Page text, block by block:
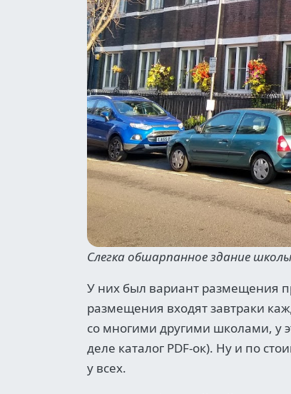
Слегка обшарпанное здание
У них был вариант размещения
размещения входят завтраки
со многими другими школами, у
деле каталог PDF-ок). Ну и по
у всех.